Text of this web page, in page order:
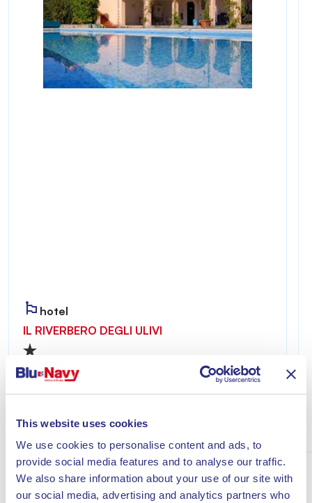
This website uses cookies
We use cookies to personalise content and ads, to
provide social media features and to analyse our traffic.
We also share information about your use of our site with
our social media, advertising and analytics partners who
hotel
IL RIVERBERO DEGLI ULIVI
Riverbero degli Ulivi è accogliente e riservato,
ideale per chi desidera vivere un soggiorno
all’insegna del relax a pochi minuti dal mare di
Scopri